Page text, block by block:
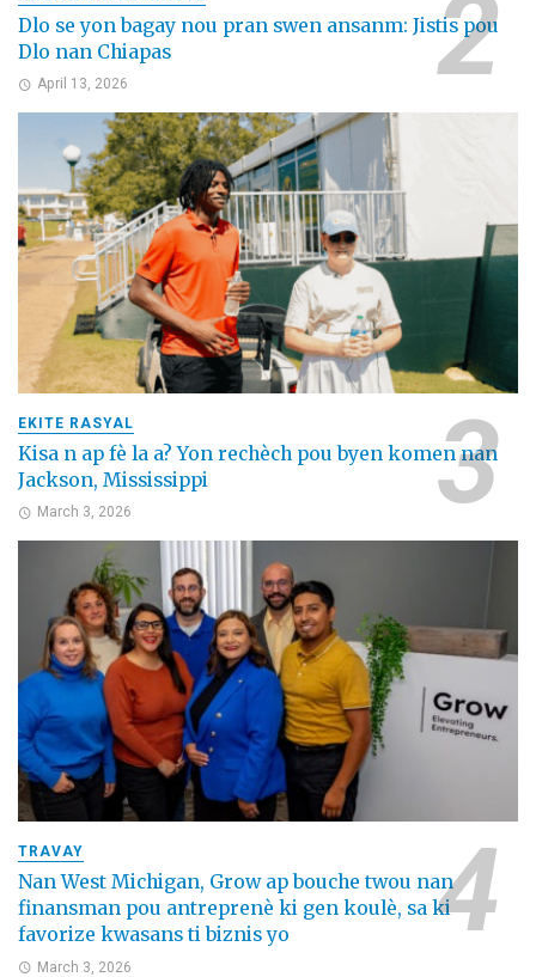
Dlo se yon bagay nou pran swen ansanm: Jistis pou
Dlo nan Chiapas
April 13, 2026
EKITE RASYAL
Kisa n ap fè la a? Yon rechèch pou byen komen nan
Jackson, Mississippi
March 3, 2026
TRAVAY
Nan West Michigan, Grow ap bouche twou nan
finansman pou antreprenè ki gen koulè, sa ki
favorize kwasans ti biznis yo
March 3, 2026